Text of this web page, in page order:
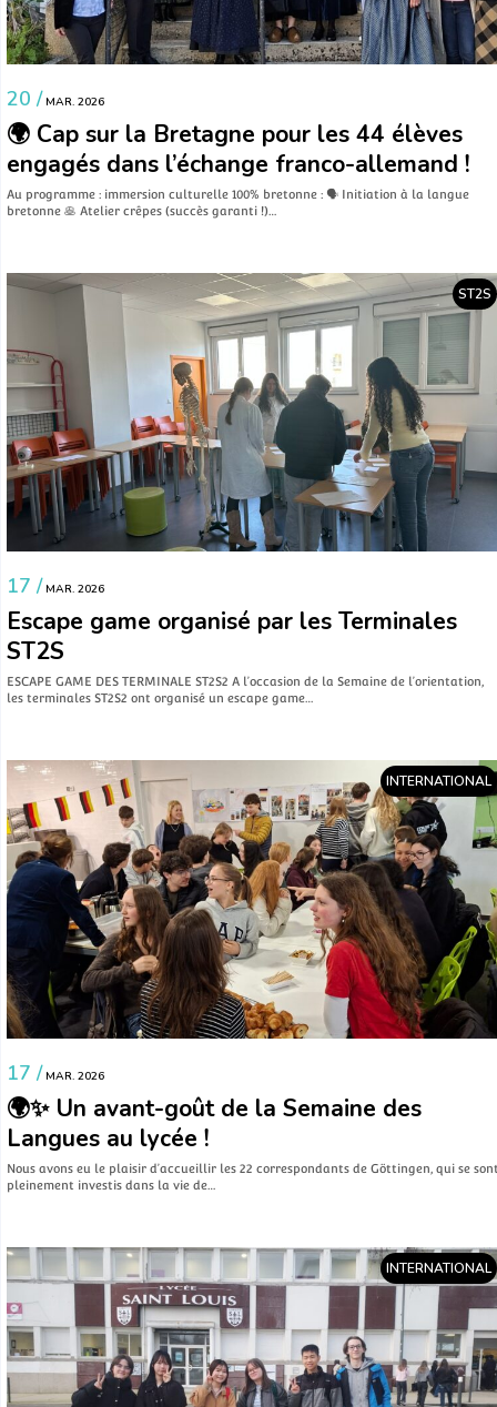
20 / MAR. 2026
🌍 Cap sur la Bretagne pour les 44 élèves
engagés dans l’échange franco-allemand !
Au programme : immersion culturelle 100% bretonne : 🗣️ Initiation à la langue
bretonne 🥞 Atelier crêpes (succès garanti !)…
ST2S
17 / MAR. 2026
Escape game organisé par les Terminales
ST2S
ESCAPE GAME DES TERMINALE ST2S2 A l’occasion de la Semaine de l’orientation,
les terminales ST2S2 ont organisé un escape game…
INTERNATIONAL
17 / MAR. 2026
🌍✨ Un avant-goût de la Semaine des
Langues au lycée !
Nous avons eu le plaisir d’accueillir les 22 correspondants de Göttingen, qui se
pleinement investis dans la vie de…
INTERNATIONAL